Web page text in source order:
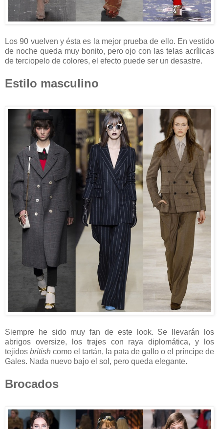
Los 90 vuelven y ésta es la mejor prueba de ello. En vestido
de noche queda muy bonito, pero ojo con las telas acrílicas
de terciopelo de colores, el efecto puede ser un desastre.
Estilo masculino
Siempre he sido muy fan de este look. Se llevarán los
abrigos oversize, los trajes con raya diplomática, y los
tejidos british como el tartán, la pata de gallo o el príncipe de
Gales. Nada nuevo bajo el sol, pero queda elegante.
Brocados